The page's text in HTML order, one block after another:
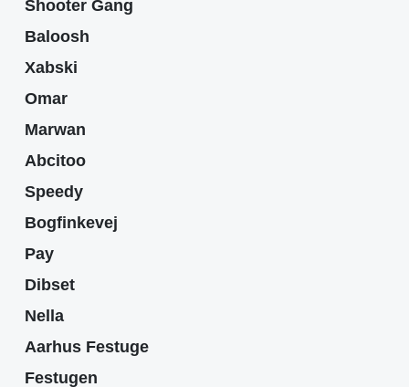
Shooter Gang
Baloosh
Xabski
Omar
Marwan
Abcitoo
Speedy
Bogfinkevej
Pay
Dibset
Nella
Aarhus Festuge
Festugen